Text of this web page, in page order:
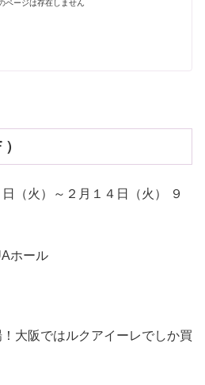
ページは存在しません
（火）～２月１４日（火） ９
ホール
大阪ではルクアイーレでしか買